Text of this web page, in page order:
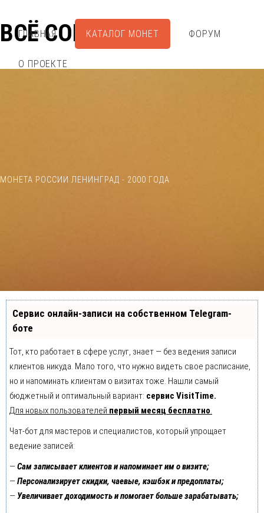
ВСЁ СОБРАЛ
ГЛАВНАЯ КАТАЛОГ МОНЕТ ФОРУМ
О ПРОЕКТЕ
МОНЕТА РОССИИ ЛЕНИНГРАД - 2000 ГОДА
Сервис онлайн-записи на собственном Telegram-
боте
Тот, кто работает в сфере услуг, знает — без ведения записи
клиентов никуда. Мало того, что нужно видеть свое расписание,
но и напоминать клиентам о визитах тоже. Нашли самый
бюджетный и оптимальный вариант: сервис VisitTime.
Для новых пользователей первый месяц бесплатно.
Чат-бот для мастеров и специалистов, который упрощает
ведение записей:
—Сам записывает клиентов и напоминает им о визите;
—Персонализирует скидки, чаевые, кэшбэк и предоплаты;
— Увеличивает доходимость и помогает больше зарабатывать;